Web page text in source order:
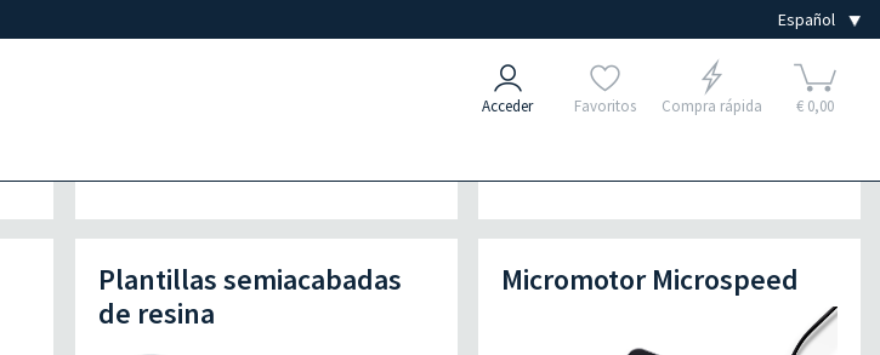
Acceder Favoritos Compra rápida € 0,00
Plantillas semiacabadas
de resina
Micromotor Microspeed